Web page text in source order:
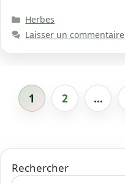
Catégories
Herbes
Laisser un commentaire
Page
1 Page
2 …
Rechercher